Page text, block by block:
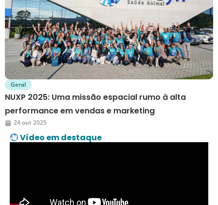
Geral
NUXP 2025: Uma missão espacial rumo à alta
performance em vendas e marketing
24 out 2025
Vídeo em destaque